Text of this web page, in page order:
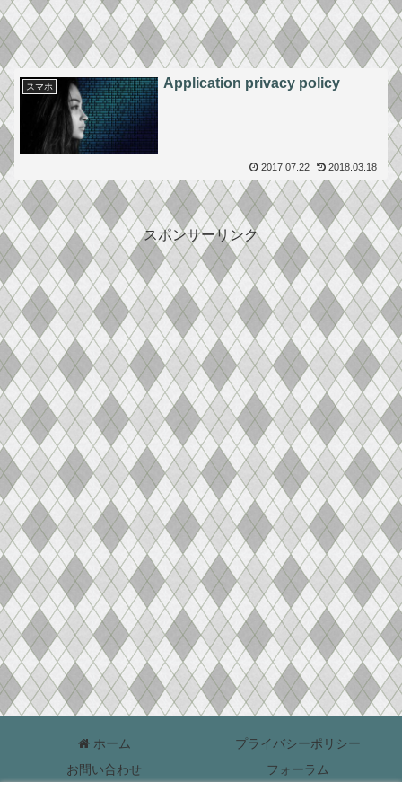
スマホ Application privacy policy
2017.07.22 2018.03.18
スポンサーリンク
ホーム
プライバシーポリシー
お問い合わせ
フォーラム